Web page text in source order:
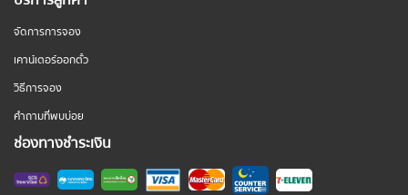
จัดการการจอง
เคาน์เตอร์ออกตั๋ว
วิธีการจอง
คำถามที่พบบ่อย
ช่องทางชำระเงิน